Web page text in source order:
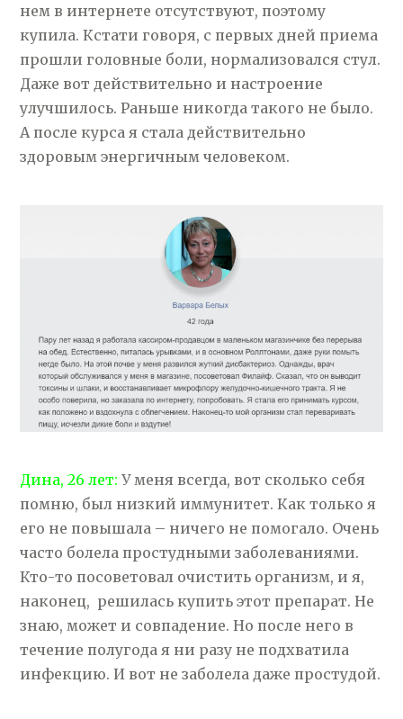
нем в интернете отсутствуют, поэтому
купила. Кстати говоря, с первых дней приема
прошли головные боли, нормализовался стул.
Даже вот действительно и настроение
улучшилось. Раньше никогда такого не было.
А после курса я стала действительно
здоровым энергичным человеком.
Дина, 26 лет: У меня всегда, вот сколько себя
помню, был низкий иммунитет. Как только я
его не повышала – ничего не помогало. Очень
часто болела простудными заболеваниями.
Кто-то посоветовал очистить организм, и я,
наконец, решилась купить этот препарат. Не
знаю, может и совпадение. Но после него в
течение полугода я ни разу не подхватила
инфекцию. И вот не заболела даже простудой.